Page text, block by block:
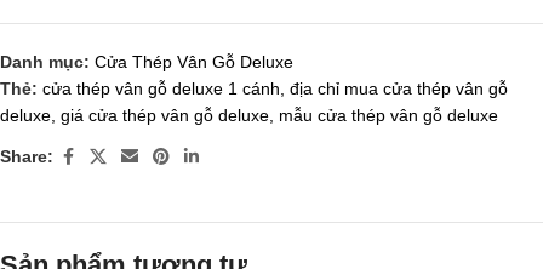
Danh mục: Cửa Thép Vân Gỗ Deluxe
Thẻ: cửa thép vân gỗ deluxe 1 cánh địa chỉ mua cửa thép vân gỗ
deluxe giá cửa thép vân gỗ deluxe mẫu cửa thép vân gỗ deluxe
Share: